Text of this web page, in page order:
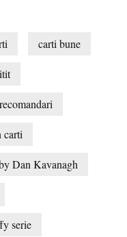
carti bune
carti
Dan Kavanagh
serie